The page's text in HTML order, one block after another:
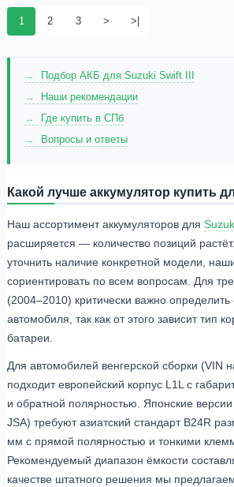
1 2 3 > >|
Подбор АКБ для Suzuki Swift III
Наши рекомендации
Где купить в СПб
Вопросы и ответы
Какой лучше аккумулятор купить
Наш ассортимент аккумуляторов для
расширяется — количество позиций
уточнить наличие конкретной модели,
сориентировать по всем вопросам. Для
(2004–2010) критически важно определить
автомобиля, так как от этого зависит тип
батареи.
Для автомобилей венгерской сборки (VIN
подходит европейский корпус L1L с
и обратной полярностью. Японские
JSA) требуют азиатский стандарт B24R
мм с прямой полярностью и тонкими
Рекомендуемый диапазон ёмкости
качестве штатного решения мы